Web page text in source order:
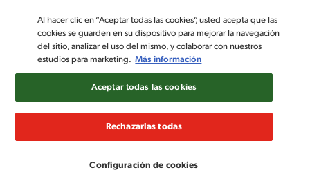
Al hacer clic en “Aceptar todas las cookies”, usted acepta que las
cookies se guarden en su dispositivo para mejorar la navegación
del sitio, analizar el uso del mismo, y colaborar con nuestros
estudios para marketing. Más información
Configuración de cookies
Rechazarlas todas
Aceptar todas las cookies